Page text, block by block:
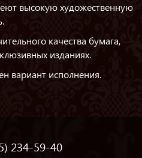
высокую художественную
качества бумага,
изданиях.
вариант исполнения.
234-59-40